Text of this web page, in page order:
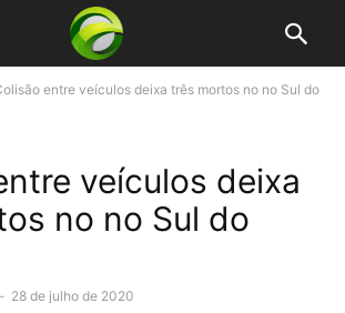
entre veículos deixa três mortos no no Sul do
veículos deixa
no no Sul do
- 28 de julho de 2020